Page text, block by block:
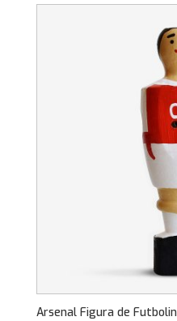
Arsenal Figura de Futbolin